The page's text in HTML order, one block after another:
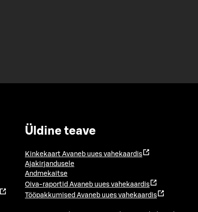
Üldine teave
Kinkekaart Avaneb uues vahekaardis
Ajakirjandusele
Andmekaitse
Oiva-raportid Avaneb uues vahekaardis
Tööpakkumised Avaneb uues vahekaardis